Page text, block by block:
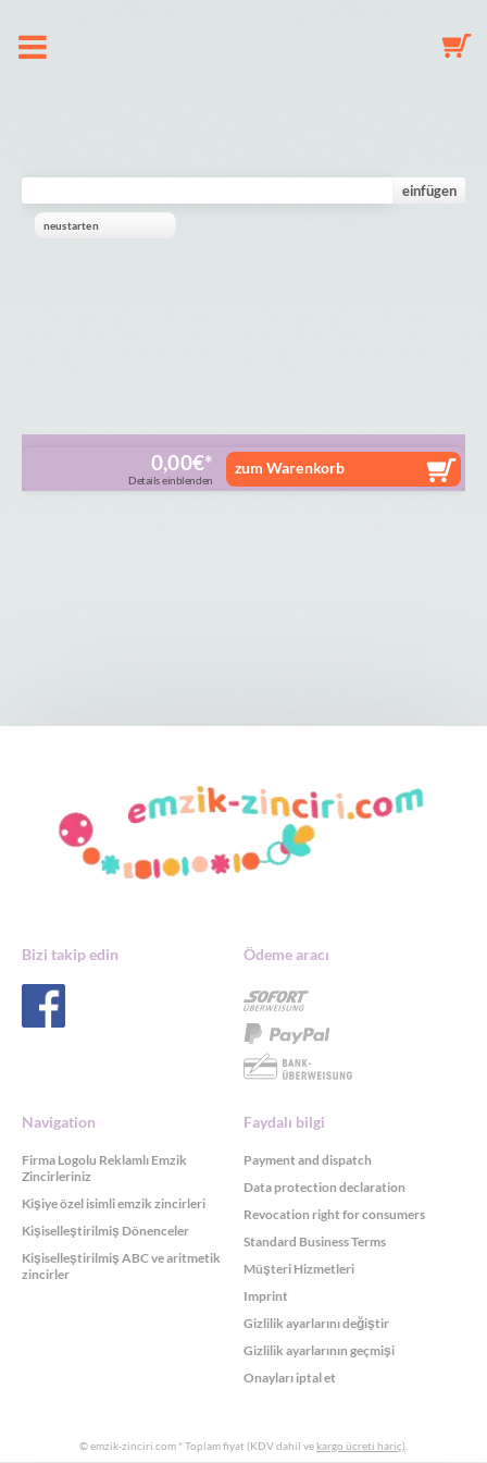
Alışveriş sepeti
einfügen
neustarten
0,00€
Details einblenden
zum Warenkorb
Bizi takip edin Ödeme aracı
Navigation
Firma Logolu Reklamlı Emzik
Zincirleriniz
Kişiye özel isimli emzik zincirleri
Kişiselleştirilmiş Dönenceler
Kişiselleştirilmiş ABC ve aritmetik
zincirler
Faydalı bilgi
Payment and dispatch
Data protection declaration
Revocation right for consumers
Standard Business Terms
Müşteri Hizmetleri
Imprint
Gizlilik ayarlarını değiştir
Gizlilik ayarlarının geçmişi
Onayları iptal et
© emzik-zinciri.com * Toplam fiyat (KDV dahil ve kargo ücreti hariç).